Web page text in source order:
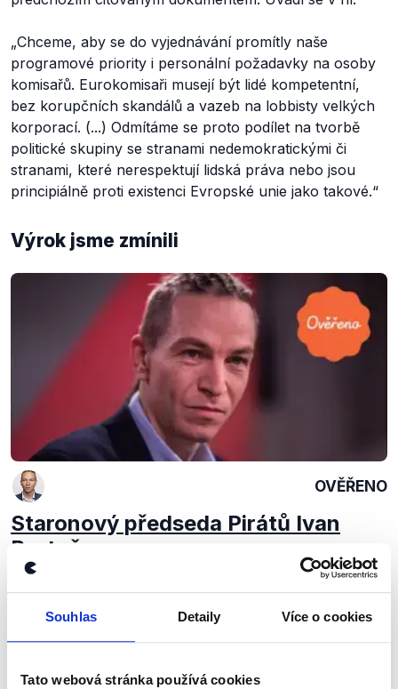
Souhlas Detaily Více o cookies
Tato webová stránka používá cookies
„Chceme, aby se do vyjednávání promítly naše
programové priority i personální požadavky na osoby
komisařů. Eurokomisaři musejí být lidé kompetentní,
bez korupčních skandálů a vazeb na lobbisty velkých
korporací. (...) Odmítáme se proto podílet na tvorbě
politické skupiny se stranami nedemokratickými či
stranami, které nerespektují lidská práva nebo jsou
principiálně proti existenci Evropské unie jako takové.“
Výrok jsme zmínili
OVĚŘENO
Staronový předseda Pirátů Ivan
Bartoš
22. ledna 2020
Ivan Bartoš čelil otázkám Seznam Zpráv.